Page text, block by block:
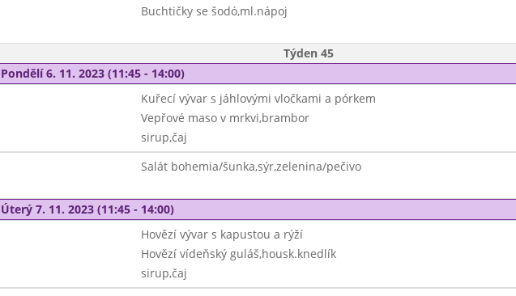
Buchtičky se šodó,ml.nápoj
Týden 45
Pondělí 6. 11. 2023 (11:45 - 14:00)
Kuřecí vývar s jáhlovými vločkami a pórkem
Vepřové maso v mrkvi,brambor
sirup,čaj
Salát bohemia/šunka,sýr,zelenina/pečivo
Úterý 7. 11. 2023 (11:45 - 14:00)
Hovězí vývar s kapustou a rýží
Hovězí vídeňský guláš,housk.knedlík
sirup,čaj